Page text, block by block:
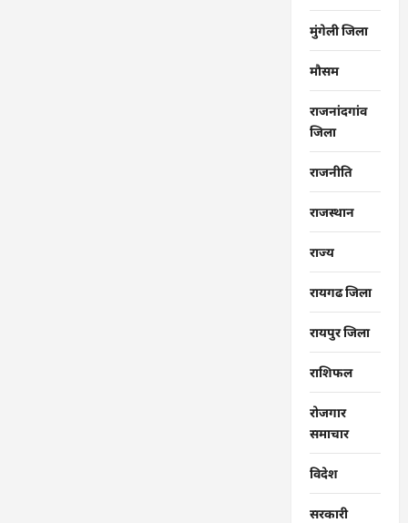
मुंगेली जिला
मौसम
राजनांदगांव
जिला
राजनीति
राजस्थान
राज्‍य
रायगढ जिला
रायपुर जिला
राशिफल
रोजगार
समाचार
विदेश
सरकारी